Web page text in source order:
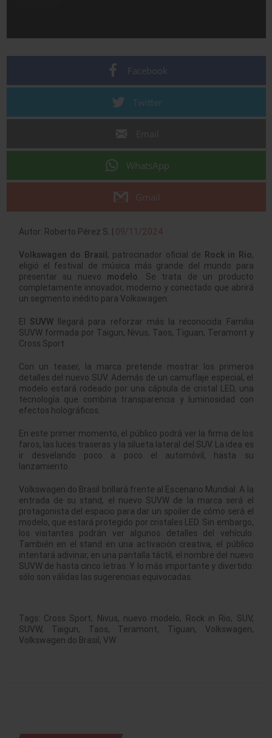
Facebook
Twitter
WhatsApp
Gmail
Autor: Roberto Pérez S. | 09/11/2024
Volkswagen do Brasil , patrocinador oficial de Rock in Rio,
eligió el festival de música más grande del mundo para
presentar su nuevo modelo. Se trata de un producto
completamente innovador, moderno y conectado que abrirá
un segmento inédito para Volkswagen.
El SUVWllegará para reforzar más la reconocida Familia
SUVW formada por Taigun, Nivus, Taos, Tiguan, Teramont y
Cross Sport.
Con un teaser, la marca pretende mostrar los primeros
detalles del nuevo SUV. Además de un camuflaje especial, el
modelo estará rodeado por una cápsula de cristal LED, una
tecnología que combina transparencia y luminosidad con
efectos holográficos.
En este primer momento, el público podrá ver la firma de los
faros, las luces traseras y la silueta lateral del SUV. La idea es
ir desvelando poco a poco el automóvil, hasta su
lanzamiento.
Volkswagen do Brasil brillará frente al Escenario Mundial. A la
entrada de su stand, el nuevo SUVW de la marca será el
protagonista del espacio para dar un spoiler de cómo será el
modelo, que estará protegido por cristales LED. Sin embargo,
los visitantes podrán ver algunos detalles del vehículo.
También en el stand en una activación creativa, el público
intentará adivinar, en una pantalla táctil, el nombre del nuevo
SUVW de hasta cinco letras. Y lo más importante y divertido:
sólo son válidas las sugerencias equivocadas.
Tags: Cross Sport, Nivus, nuevo modelo, Rock in Rio, SUV,
SUVW, Taigun, Taos, Teramont, Tiguan, Volkswagen,
Volkswagen do Brasil , VW